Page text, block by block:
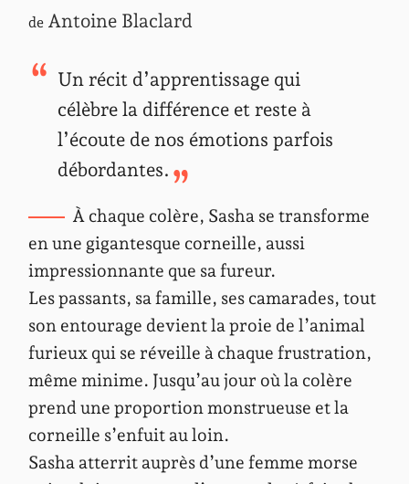
de Antoine Blaclard
Un récit d’apprentissage qui
célèbre la différence et reste à
l’écoute de nos émotions parfois
débordantes.
À chaque colère, Sasha se transforme
en une gigantesque corneille, aussi
impressionnante que sa fureur.
Les passants, sa famille, ses camarades, tout
son entourage devient la proie de l’animal
furieux qui se réveille à chaque frustration,
même minime. Jusqu’au jour où la colère
prend une proportion monstrueuse et la
corneille s’enfuit au loin.
Sasha atterrit auprès d’une femme morse